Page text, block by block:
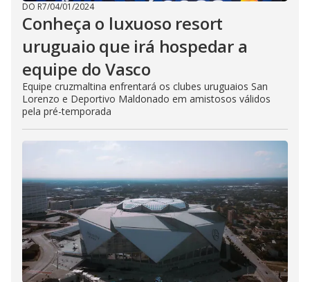
DO R7/04/01/2024
Conheça o luxuoso resort
uruguaio que irá hospedar a
equipe do Vasco
Equipe cruzmaltina enfrentará os clubes uruguaios San
Lorenzo e Deportivo Maldonado em amistosos válidos
pela pré-temporada